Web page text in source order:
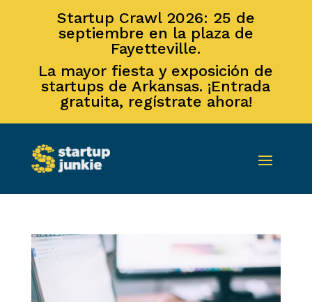
Startup Crawl 2026: 25 de
septiembre en la plaza de
Fayetteville.
La mayor fiesta y exposición de
startups de Arkansas. ¡Entrada
gratuita, regístrate ahora!